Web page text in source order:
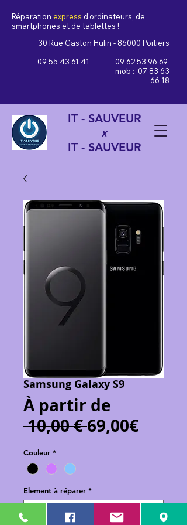
Réparation express d'ordinateurs, de
smartphones et de tablettes !
30 Rue Gaston Hulin - 86000 Poitiers
09 55 43 61 41
09 62 53 96 69
mob : 07 83 63
66 18
IT - SAUVEUR
x
IT - SAUVEUR
Samsung Galaxy S9
À partir de
10,00 € Prix
69,00€Prix
Couleur *
Element à réparer *